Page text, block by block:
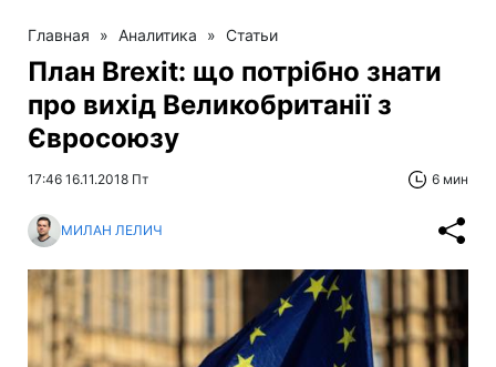
Главная » Аналитика » Статьи
План Brexit: що потрібно знати
про вихід Великобританії з
Євросоюзу
17:46 16.11.2018 Пт 6 мин
МИЛАН ЛЕЛИЧ